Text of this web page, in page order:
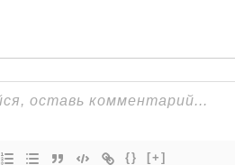
{} [+]